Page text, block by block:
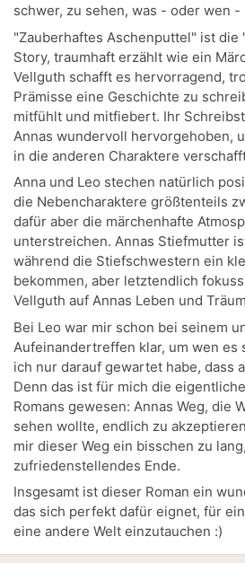
schwer, zu sehen, was - oder wen
"Zauberhaftes Aschenputtel" ist
Story, traumhaft erzählt wie ein
Vellguth schafft es hervorragend,
Prämisse eine Geschichte zu
mitfühlt und mitfiebert. Ihr
Annas wundervoll hervorgehoben,
in die anderen Charaktere
Anna und Leo stechen natürlich
die Nebencharaktere größtenteils
dafür aber die märchenhafte
unterstreichen. Annas Stiefmutter
während die Stiefschwestern ein
bekommen, aber letztendlich
Vellguth auf Annas Leben und
Bei Leo war mir schon bei seinem
Aufeinandertreffen klar, um wen es
ich nur darauf gewartet habe, dass
Denn das ist für mich die
Romans gewesen: Annas Weg, die
sehen wollte, endlich zu
mir dieser Weg ein bisschen zu
zufriedenstellendes Ende.
Insgesamt ist dieser Roman ein
das sich perfekt dafür eignet, für
eine andere Welt einzutauchen :)